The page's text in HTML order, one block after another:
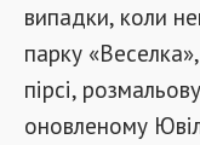
випадки, коли
парку
пірсі,
оновленому